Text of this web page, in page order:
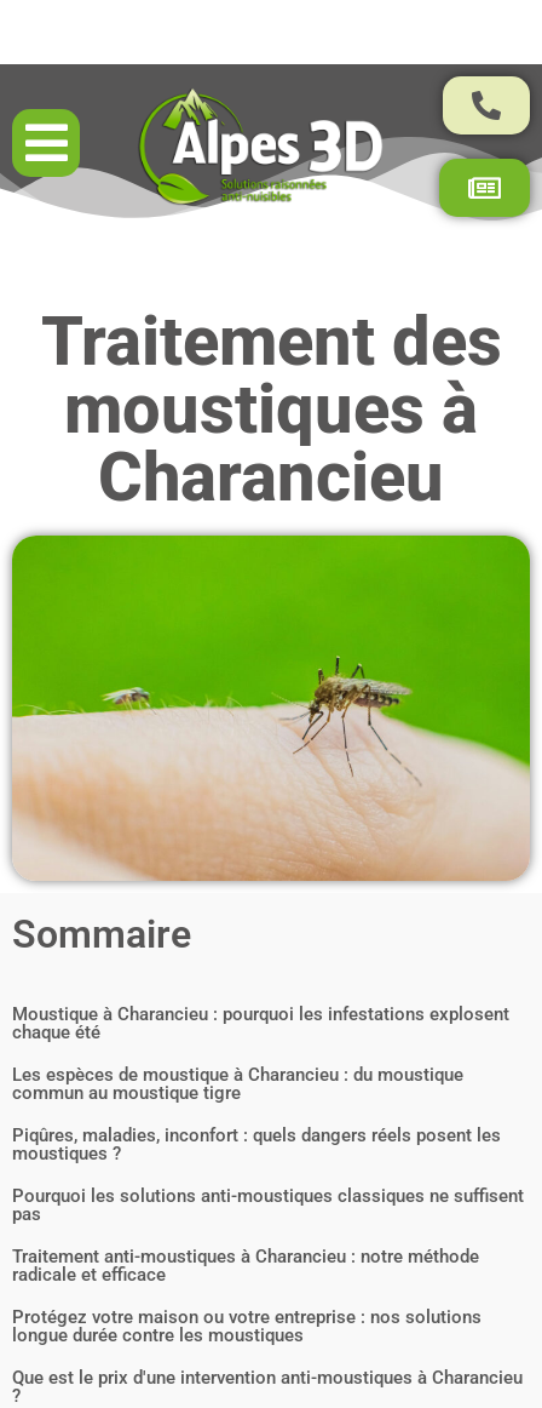
Résultats garantis par contrat
Traitement des
moustiques à
Charancieu
Sommaire
Moustique à Charancieu : pourquoi les infestations explosent
chaque été
Les espèces de moustique à Charancieu : du moustique
commun au moustique tigre
Piqûres, maladies, inconfort : quels dangers réels posent les
moustiques ?
Pourquoi les solutions anti-moustiques classiques ne suffisent
pas
Traitement anti-moustiques à Charancieu : notre méthode
radicale et efficace
Protégez votre maison ou votre entreprise : nos solutions
longue durée contre les moustiques
Que est le prix d'une intervention anti-moustiques à Charancieu
?